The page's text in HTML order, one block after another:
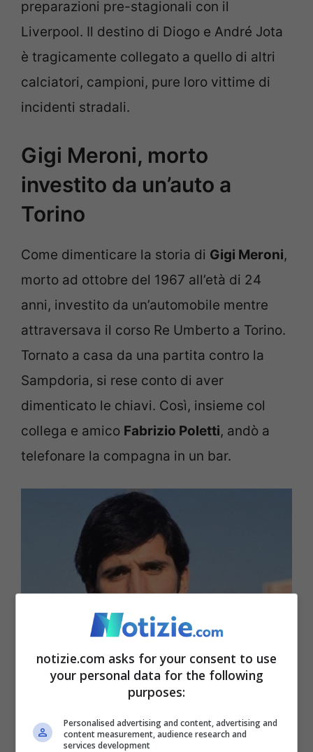
preparazioni pre-stagionali con il
Liverpool. Il destino di Diogo e André Jota
è tragicamente collegato a quello di altri
calciatori, campioni, pure loro vittime di
incidenti stradali.
Gigi Meroni, morto
investito da un’auto a
Torino
Come dimenticare la storia di Gigi Meroni,
morto ad ottobre del 1967 all’età di 24
anni, investito da un’automobile mentre
attraversava il corso Re Umberto a Torino.
Tornato a casa da una partita contro la
Sampdoria, si rese conto di aver
dimenticato le chiavi. Così, insieme col
collega e amico Fabrizio Poletti, andò a
telefonare la compagna in un bar.
Wikipedia) – notizie.com
notizie.com asks for your consent to use
your personal data for the following
purposes:
Personalised advertising and content, advertising and
content measurement, audience research and
services development